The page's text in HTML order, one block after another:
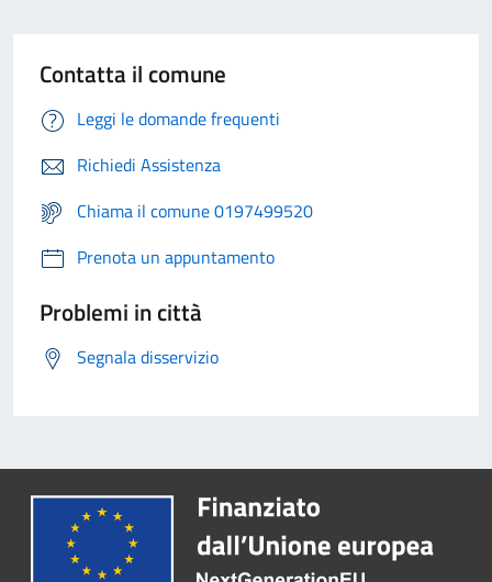
Contatta il comune
Leggi le domande frequenti
Richiedi Assistenza
Chiama il comune 0197499520
Prenota un appuntamento
Problemi in città
Segnala disservizio